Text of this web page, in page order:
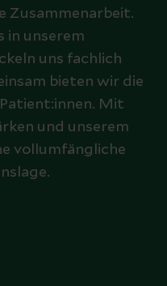
Zusammenarbeit.
in unserem
uns fachlich
bieten wir die
Mit
und unserem
vollumfängliche